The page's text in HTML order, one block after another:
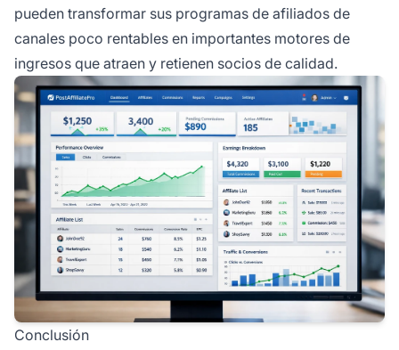
pueden transformar sus programas de afiliados de
canales poco rentables en importantes motores de
ingresos que atraen y retienen socios de calidad.
Conclusión